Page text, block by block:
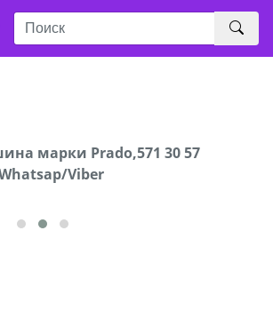
марки Prado,571 30 57
Viber
под лощадь ,+995 551 08 62
72